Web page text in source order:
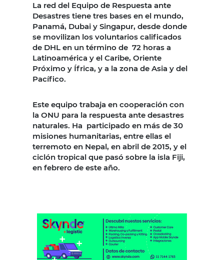
La red del Equipo de Respuesta ante
Desastres tiene tres bases en el mundo,
Panamá, Dubai y Singapur, desde donde
se movilizan los voluntarios calificados
de DHL en un término de 72 horas a
Latinoamérica y el Caribe, Oriente
Próximo y Ífrica, y a la zona de Asia y del
Pacífico.
Este equipo trabaja en cooperación con
la ONU para la respuesta ante desastres
naturales. Ha participado en más de 30
misiones humanitarias, entre ellas el
terremoto en Nepal, en abril de 2015, y el
ciclón tropical que pasó sobre la isla Fiji,
en febrero de este año.